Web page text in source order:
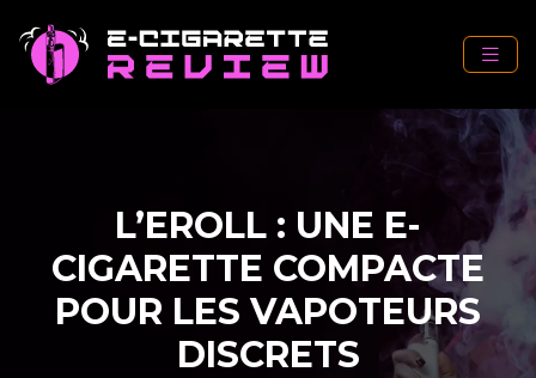
L’EROLL : UNE E-
CIGARETTE COMPACTE
POUR LES VAPOTEURS
DISCRETS